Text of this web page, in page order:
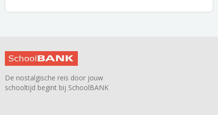
De nostalgische reis door jouw
schooltijd begint bij SchoolBANK